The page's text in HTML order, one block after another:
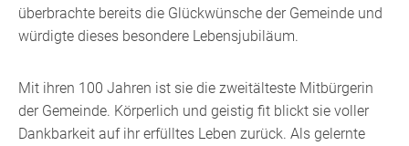
überbrachte bereits die Glückwünsche der Gemeinde und
würdigte dieses besondere Lebensjubiläum.
Mit ihren 100 Jahren ist sie die zweitälteste Mitbürgerin
der Gemeinde. Körperlich und geistig fit blickt sie voller
Dankbarkeit auf ihr erfülltes Leben zurück. Als gelernte